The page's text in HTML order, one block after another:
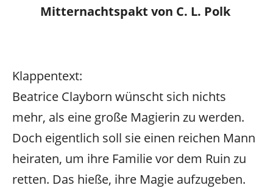
Mitternachtspakt von C. L. Polk
Klappentext:
Beatrice Clayborn wünscht sich nichts
mehr, als eine große Magierin zu werden.
Doch eigentlich soll sie einen reichen Mann
heiraten, um ihre Familie vor dem Ruin zu
retten. Das hieße, ihre Magie aufzugeben.